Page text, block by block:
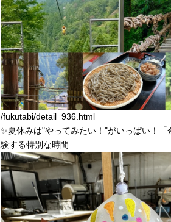
/fukutabi/detail_936.html
✨夏休みは"やってみたい！"がいっぱい！「
験する特別な時間